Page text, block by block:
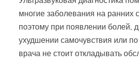
многие заболевания на ранних
поэтому при появлении болей,
ухудшении самочувствия или
врача не стоит откладывать